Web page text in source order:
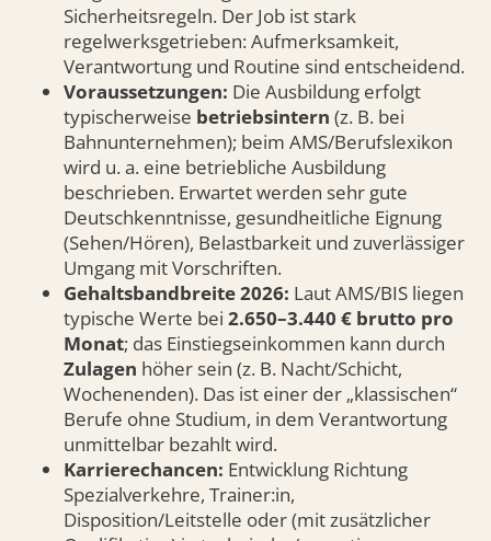
Sicherheitsregeln. Der Job ist stark
regelwerksgetrieben: Aufmerksamkeit,
Verantwortung und Routine sind entscheidend.
Voraussetzungen: Die Ausbildung erfolgt
typischerweise betriebsintern (z. B. bei
Bahnunternehmen); beim AMS/Berufslexikon
wird u. a. eine betriebliche Ausbildung
beschrieben. Erwartet werden sehr gute
Deutschkenntnisse, gesundheitliche Eignung
(Sehen/Hören), Belastbarkeit und zuverlässiger
Umgang mit Vorschriften.
Gehaltsbandbreite 2026: Laut AMS/BIS liegen
typische Werte bei 2.650–3.440 € brutto pro
Monat; das Einstiegseinkommen kann durch
Zulagen höher sein (z. B. Nacht/Schicht,
Wochenenden). Das ist einer der „klassischen“
Berufe ohne Studium, in dem Verantwortung
unmittelbar bezahlt wird.
Karrierechancen: Entwicklung Richtung
Spezialverkehre, Trainer:in,
Disposition/Leitstelle oder (mit zusätzlicher